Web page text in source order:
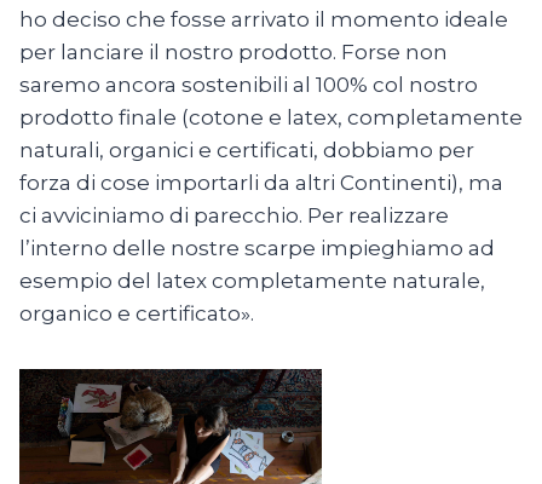
ho deciso che fosse arrivato il momento ideale
per lanciare il nostro prodotto. Forse non
saremo ancora sostenibili al 100% col nostro
prodotto finale (cotone e latex, completamente
naturali, organici e certificati, dobbiamo per
forza di cose importarli da altri Continenti), ma
ci avviciniamo di parecchio. Per realizzare
l’interno delle nostre scarpe impieghiamo ad
esempio del latex completamente naturale,
organico e certificato».